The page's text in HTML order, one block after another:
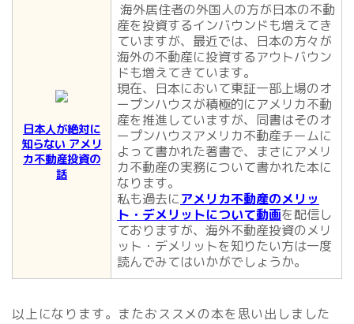
日本人が絶対に
知らない アメリ
カ不動産投資の
話
海外居住者の外国人の方が日本の不動
産を投資するインバウンドも増えてき
ていますが、最近では、日本の方々が
海外の不動産に投資するアウトバウン
ドも増えてきています。
現在、日本において東証一部上場のオ
ープンハウスが積極的にアメリカ不動
産を推進していますが、同書はそのオ
ープンハウスアメリカ不動産チームに
よって書かれた著書で、まさにアメリ
カ不動産の実務について書かれた本に
なります。
私も過去にアメリカ不動産のメリッ
ト・デメリットについて動画を配信し
ておりますが、海外不動産投資のメリ
ット・デメリットを知りたい方は一度
読んでみてはいかがでしょうか。
以上になります。またおススメの本を思い出しました